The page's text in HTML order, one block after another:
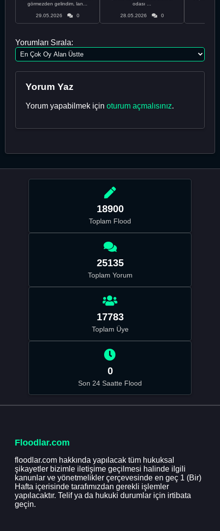
görmezden gelindim, lan...
29.05.2026 0
odası ...
28.05.2026 0
Yorumları Sırala:
Yorum Yaz
Yorum yapabilmek için oturum açmalısınız.
18900
Toplam Flood
25135
Toplam Yorum
17783
Toplam Üye
0
Son 24 Saatte Flood
Floodlar.com
floodlar.com hakkında yapılacak tüm hukuksal
şikayetler bizimle iletişime geçilmesi halinde ilgili
kanunlar ve yönetmelikler çerçevesinde en geç 1 (Bir)
Hafta içerisinde tarafımızdan gerekli işlemler
yapılacaktır. Telif ya da hukuki durumlar için irtibata
geçin.